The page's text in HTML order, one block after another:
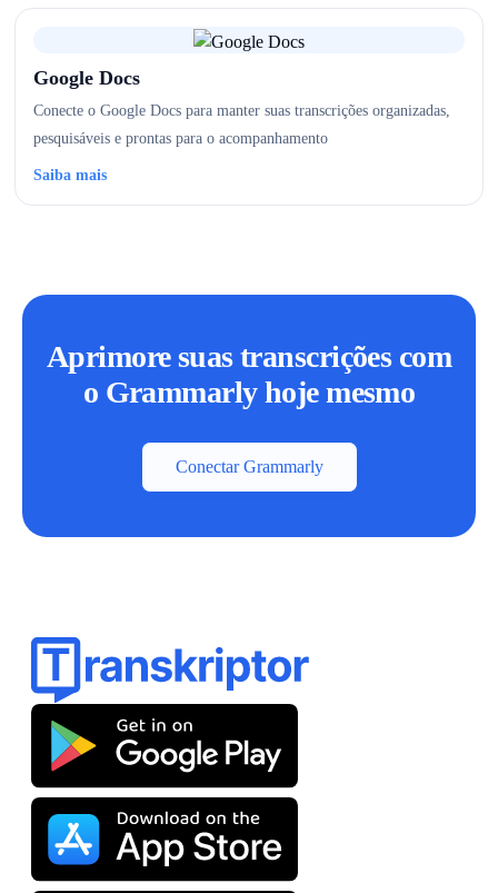
Google Docs
Conecte o Google Docs para manter suas transcrições organizadas,
pesquisáveis e prontas para o acompanhamento
Saiba mais
Aprimore suas transcrições com
o Grammarly hoje mesmo
Conectar Grammarly